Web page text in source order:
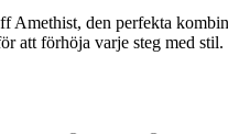
Amethist, den perfekta
att förhöja varje steg med stil.